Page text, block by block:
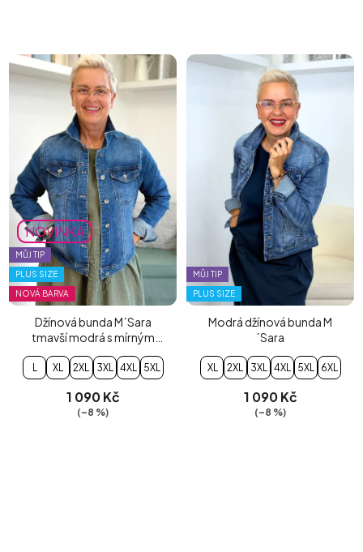
NOVINKA
MŮJ TIP
PLUS SIZE
NOVÁ BARVA
Džínová bunda M´Sara
tmavší modrá s mírným
šisováním
XL 2XL 3XL 4XL 5XL
1 090 Kč
(–8 %)
MŮJ TIP
PLUS SIZE
Modrá džínová bunda M
´Sara
XL 2XL 3XL 4XL 5XL 6XL
1 090 Kč
(–8 %)